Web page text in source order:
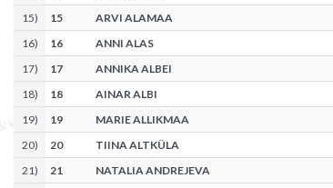
15) 15 ARVI ALAMAA
16) 16 ANNI ALAS
17) 17 ANNIKA ALBEI
18) 18 AINAR ALBI
19) 19 MARIE ALLIKMAA
20) 20 TIINA ALTKÜLA
21) 21 NATALIA ANDREJEVA